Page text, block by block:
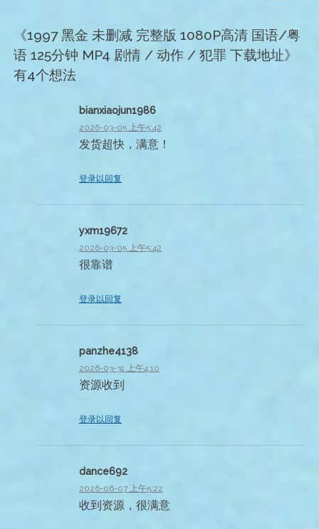
航
《1997 黑金 未删减 完整版 1080P高清 国语/粤
语 125分钟 MP4 剧情 / 动作 / 犯罪 下载地址》
有4个想法
bianxiaojun1986
2026-03-05 上午5:42
发货超快，满意！
登录以回复
yxm19672
2026-03-05 上午5:42
很靠谱
登录以回复
panzhe4138
2026-03-31 上午4:10
资源收到
登录以回复
dance692
2026-06-07 上午5:22
收到资源，很满意